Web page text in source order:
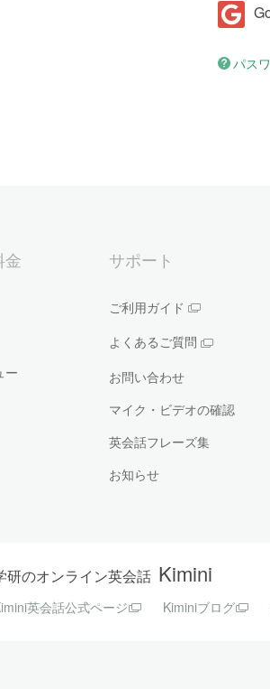
パス
金
ー
サポート
ご利用ガイド
よくあるご質問
お問い合わせ
マイク・ビデオの確認
英会話フレーズ集
お知らせ
研のオンライン英会話 Kimini
英会話公式ページ Kiminiブログ